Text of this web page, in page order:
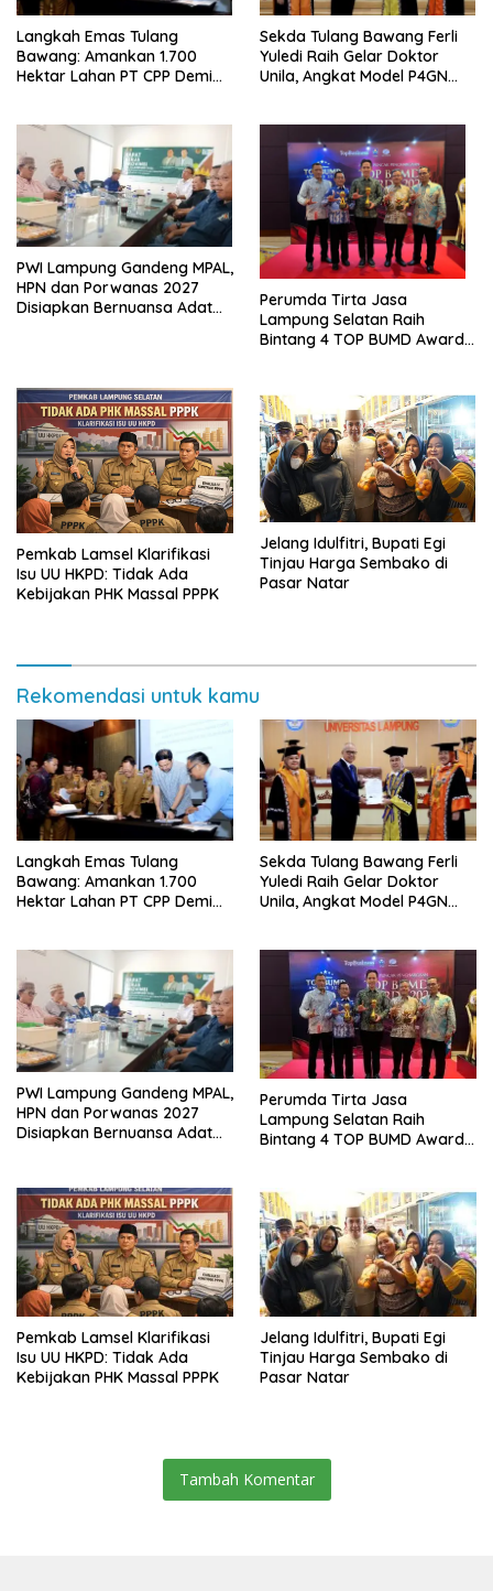
Langkah Emas Tulang
Bawang: Amankan 1.700
Hektar Lahan PT CPP Demi
Sekda Tulang Bawang Ferli
Yuledi Raih Gelar Doktor
Unila, Angkat Model P4GN
PWI Lampung Gandeng MPAL,
HPN dan Porwanas 2027
Disiapkan Bernuansa Adat
Perumda Tirta Jasa
Lampung Selatan Raih
Bintang 4 TOP BUMD Awards
Pemkab Lamsel Klarifikasi
Isu UU HKPD: Tidak Ada
Kebijakan PHK Massal PPPK
Jelang Idulfitri, Bupati Egi
Tinjau Harga Sembako di
Pasar Natar
Rekomendasi untuk kamu
Langkah Emas Tulang
Bawang: Amankan 1.700
Hektar Lahan PT CPP Demi
Sekda Tulang Bawang Ferli
Yuledi Raih Gelar Doktor
Unila, Angkat Model P4GN
PWI Lampung Gandeng MPAL,
HPN dan Porwanas 2027
Disiapkan Bernuansa Adat
Perumda Tirta Jasa
Lampung Selatan Raih
Bintang 4 TOP BUMD Awards
Pemkab Lamsel Klarifikasi
Isu UU HKPD: Tidak Ada
Kebijakan PHK Massal PPPK
Jelang Idulfitri, Bupati Egi
Tinjau Harga Sembako di
Pasar Natar
Tambah Komentar